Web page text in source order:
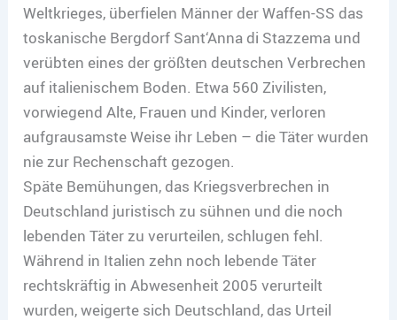
Weltkrieges, überfielen Männer der Waffen-SS das
toskanische Bergdorf Sant‘Anna di Stazzema und
verübten eines der größten deutschen Verbrechen
auf italienischem Boden. Etwa 560 Zivilisten,
vorwiegend Alte, Frauen und Kinder, verloren
aufgrausamste Weise ihr Leben – die Täter wurden
nie zur Rechenschaft gezogen.
Späte Bemühungen, das Kriegsverbrechen in
Deutschland juristisch zu sühnen und die noch
lebenden Täter zu verurteilen, schlugen fehl.
Während in Italien zehn noch lebende Täter
rechtskräftig in Abwesenheit 2005 verurteilt
wurden, weigerte sich Deutschland, das Urteil